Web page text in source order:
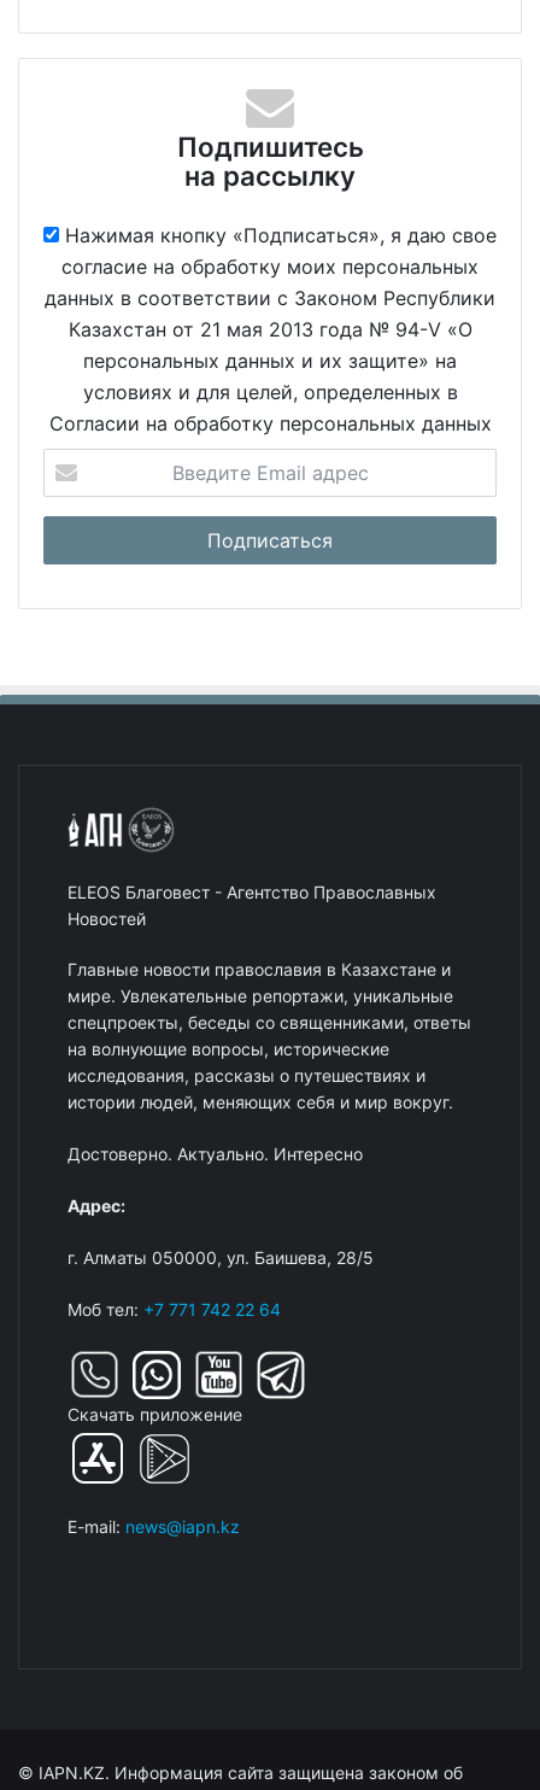
Подпишитесь
на рассылку
Нажимая кнопку «Подписаться», я даю свое
согласие на обработку моих персональных
данных в соответствии с Законом Республики
Казахстан от 21 мая 2013 года № 94-V «О
персональных данных и их защите» на
условиях и для целей, определенных в
Согласии на обработку персональных данных
ELEOS Благовест - Агентство Православных
Новостей
Главные новости православия в Казахстане и
мире. Увлекательные репортажи, уникальные
спецпроекты, беседы со священниками, ответы
на волнующие вопросы, исторические
исследования, рассказы о путешествиях и
истории людей, меняющих себя и мир вокруг.
Достоверно. Актуально. Интересно
Адрес:
г. Алматы 050000, ул. Баишева, 28/5
Моб тел: +7 771 742 22 64
Скачать приложение
E-mail: news@iapn.kz
© IAPN.KZ. Информация сайта защищена законом об